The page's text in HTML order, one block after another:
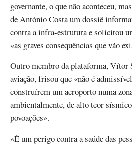
governante, o que não aconteceu,
de António Costa um dossiê
contra a infra-estrutura e solicitou
«as graves consequências que vão
Outro membro da plataforma, Vítor
aviação, frisou que «não é
construírem um aeroporto numa
ambientalmente, de alto teor
povoações».
«É um perigo contra a saúde das